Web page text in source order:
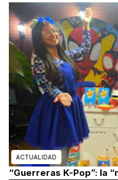
ACTUALIDAD
“Guerreras K-Pop”: la